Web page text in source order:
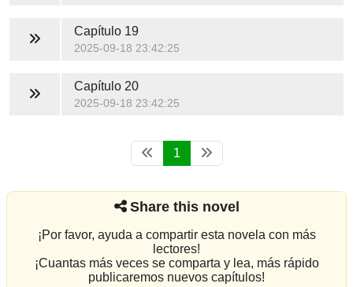
Capítulo 19
2025-09-18 23:42:25
Capítulo 20
2025-09-18 23:42:25
1
Share this novel
¡Por favor, ayuda a compartir esta novela con más
lectores!
¡Cuantas más veces se comparta y lea, más rápido
publicaremos nuevos capítulos!